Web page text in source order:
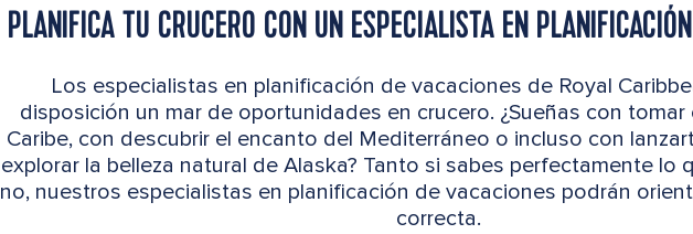
PLANIFICA TU CRUCERO CON UN ESPECIALISTA EN
Los especialistas en planificación de vacaciones de Royal
disposición un mar de oportunidades en crucero. ¿Sueñas con tomar
Caribe, con descubrir el encanto del Mediterráneo o incluso con
explorar la belleza natural de Alaska? Tanto si sabes perfectamente lo
no, nuestros especialistas en planificación de vacaciones podrán
correcta.